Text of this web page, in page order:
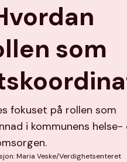
som
fokuset på rollen som
i kommunens helse-
Maria Veske/Verdighetsenteret